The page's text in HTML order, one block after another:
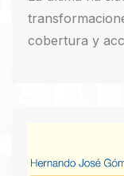
cobertura y